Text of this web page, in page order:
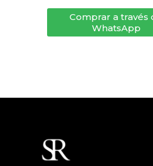
Comprar a través
WhatsApp